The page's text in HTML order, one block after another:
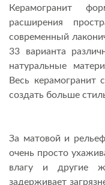
Керамогранит
расширения
современный
33 варианта
натуральные
Весь керамогранит
создать больше
За матовой и
очень просто
влагу и другие
задерживает